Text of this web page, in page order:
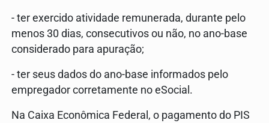
- ter exercido atividade remunerada, durante pelo
menos 30 dias, consecutivos ou não, no ano-base
considerado para apuração;
- ter seus dados do ano-base informados pelo
empregador corretamente no eSocial.
Na Caixa Econômica Federal, o pagamento do PIS